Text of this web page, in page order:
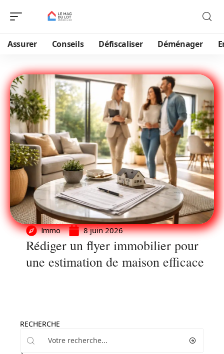
Assurer Conseils Défiscaliser Déménager
Immo 8 juin 2026
Rédiger un flyer immobilier pour
une estimation de maison efficace
RECHERCHE